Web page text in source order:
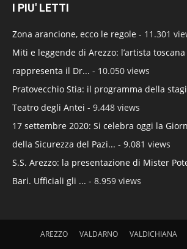
I PIU' LETTI
Zona arancione, ecco le regole - 11.301
Miti e leggende di Arezzo: l’artista
rappresenta il Dr... - 10.050 views
Pratovecchio Stia: il programma della
Teatro degli Antei - 9.448 views
17 settembre 2020: Si celebra oggi la
della Sicurezza del Pazi... - 9.081 views
S.S. Arezzo: la presentazione di Mister
Bari. Ufficiali gli ... - 8.959 views
AREZZO VALDARNO VALDICHIANA